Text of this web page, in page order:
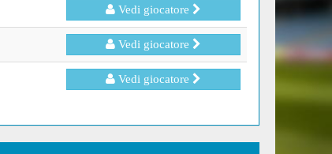
Vedi giocatore
Vedi giocatore
Vedi giocatore